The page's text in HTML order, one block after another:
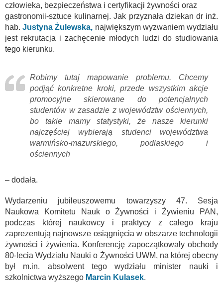
człowieka, bezpieczeństwa i certyfikacji żywności oraz
gastronomii-sztuce kulinarnej. Jak przyznała dziekan dr inż.
hab.Justyna Żulewska, największym wyzwaniem wydziału
jest rekrutacja i zachęcenie młodych ludzi do studiowania
tego kierunku.
Robimy tutaj mapowanie problemu. Chcemy
podjąć konkretne kroki, przede wszystkim akcje
promocyjne skierowane do potencjalnych
studentów w zasadzie z województw ościennych,
bo takie mamy statystyki, że nasze kierunki
najczęściej wybierają studenci województwa
warmińsko-mazurskiego, podlaskiego i
ościennych
– dodała.
Wydarzeniu jubileuszowemu towarzyszy 47. Sesja
Naukowa Komitetu Nauk o Żywności i Żywieniu PAN,
podczas której naukowcy i praktycy z całego kraju
zaprezentują najnowsze osiągnięcia w obszarze technologii
żywności i żywienia. Konferencję zapoczątkowały obchody
80-lecia Wydziału Nauki o Żywności UWM, na której obecny
był m.in. absolwent tego wydziału minister nauki i
szkolnictwa wyższego Marcin Kulasek.